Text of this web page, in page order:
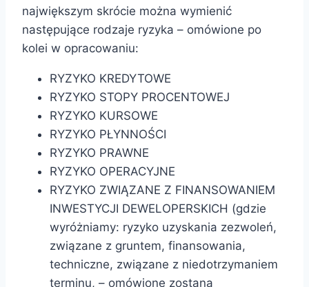
największym skrócie można wymienić
następujące rodzaje ryzyka – omówione po
kolei w opracowaniu:
RYZYKO KREDYTOWE
RYZYKO STOPY PROCENTOWEJ
RYZYKO KURSOWE
RYZYKO PŁYNNOŚCI
RYZYKO PRAWNE
RYZYKO OPERACYJNE
RYZYKO ZWIĄZANE Z FINANSOWANIEM
INWESTYCJI DEWELOPERSKICH (gdzie
wyróżniamy: ryzyko uzyskania zezwoleń,
związane z gruntem, finansowania,
techniczne, związane z niedotrzymaniem
terminu, – omówione zostaną